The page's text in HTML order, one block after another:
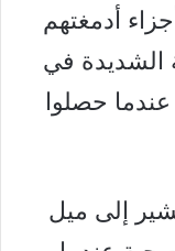
أدمغتهم
الشديدة في
حصلوا
إلى ميل